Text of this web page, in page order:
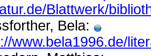
Blattwerk/
Bela:
www.bela1996.de/